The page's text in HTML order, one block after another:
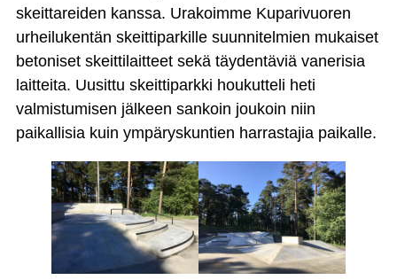
skeittareiden kanssa. Urakoimme Kuparivuoren
urheilukentän skeittiparkille suunnitelmien mukaiset
betoniset skeittilaitteet sekä täydentäviä vanerisia
laitteita. Uusittu skeittiparkki houkutteli heti
valmistumisen jälkeen sankoin joukoin niin
paikallisia kuin ympäryskuntien harrastajia paikalle.